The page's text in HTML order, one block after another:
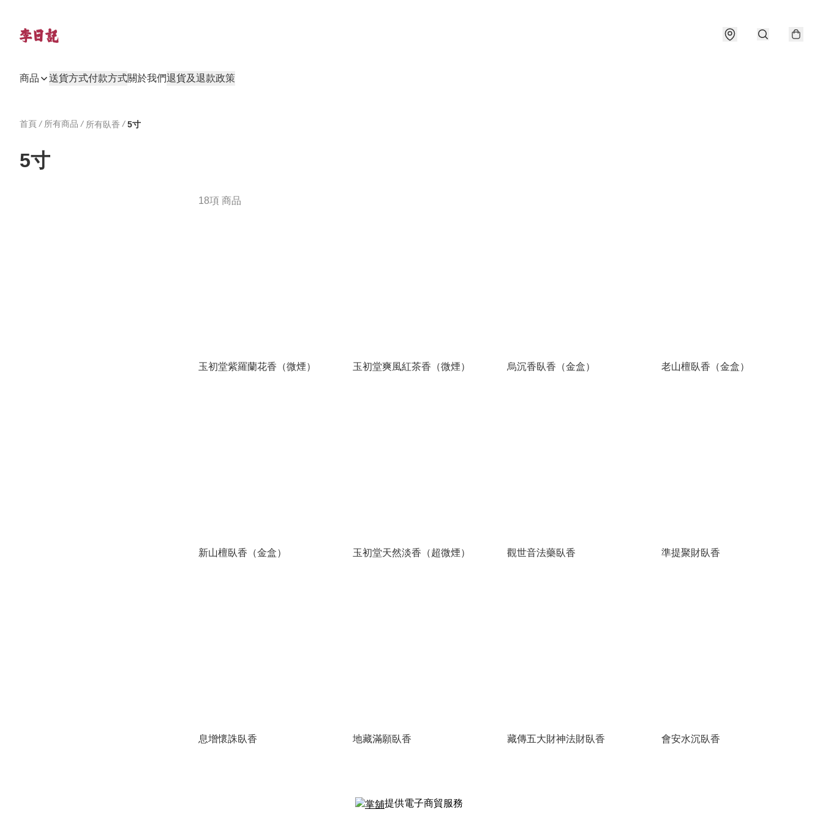
商品 送貨方式付款方式關於我們退貨及退款政策
首頁 / 所有商品 / 所有臥香 / 5寸
5寸
18項 商品
玉初堂紫羅蘭花香（微煙） 玉初堂爽風紅茶香（微煙） 烏沉香臥香（金盒） 老山檀臥香（金盒）
新山檀臥香（金盒） 玉初堂天然淡香（超微煙） 觀世音法藥臥香 準提聚財臥香
息增懷誅臥香 地藏滿願臥香 藏傳五大財神法財臥香 會安水沉臥香
提供電子商貿服務